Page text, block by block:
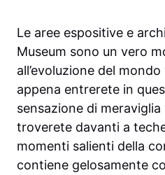
Le aree espositive e
Museum sono un vero
all’evoluzione del
appena entrerete in
sensazione di
troverete davanti a
momenti salienti della
contiene gelosamente